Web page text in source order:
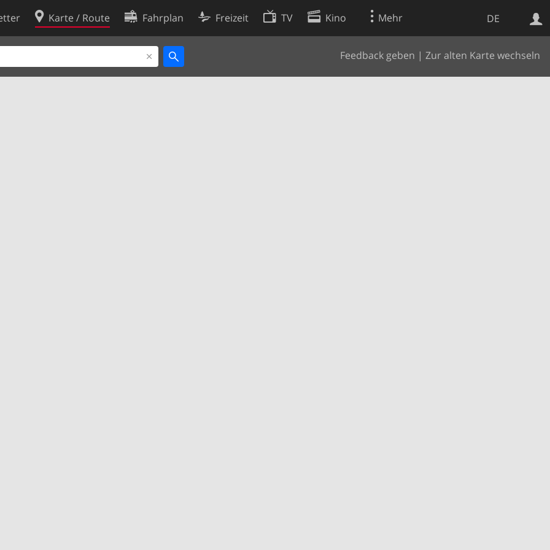
DE
Karte / Route Fahrplan Freizeit TV Kino Mehr
Feedback geben | Zur alten Karte wechseln
Websuche
Cookie-Richtlinie
Cookie-Einstellungen